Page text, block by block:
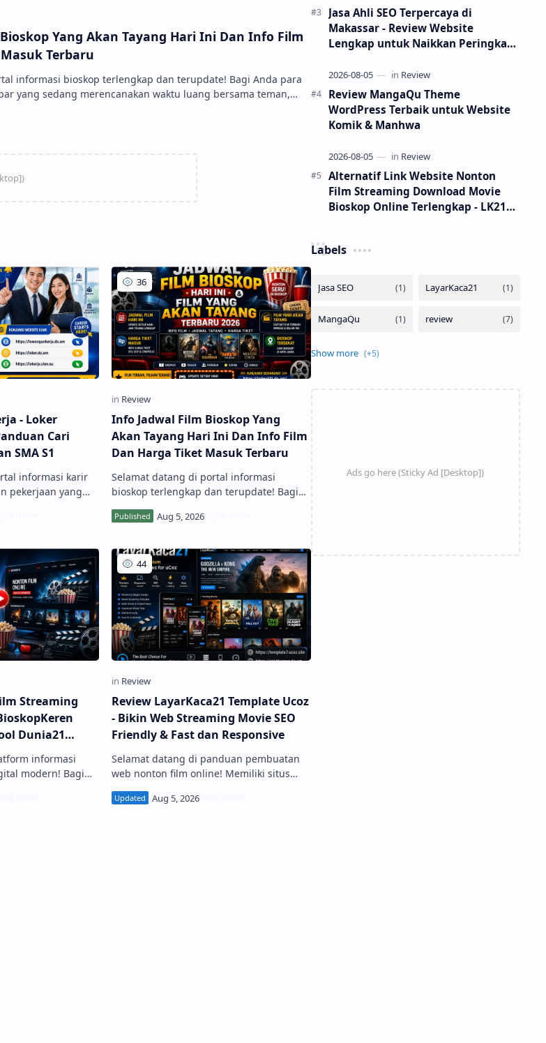
Yang Akan Tayang Hari Ini Dan Info Film
Terbaru
informasi bioskop terlengkap dan terupdate! Bagi Anda para
yang sedang merencanakan waktu luang bersama teman,
mendapatkan akses informasi pemutaran film secara akurat
- Loker
Cari
SMA S1
informasi karir
pekerjaan yang
dan minat
pencari kerja.
kami hadir untuk
...
Info Jadwal Film Bioskop Yang
Akan Tayang Hari Ini Dan Info Film
Dan Harga Tiket Masuk Terbaru
Selamat datang di portal informasi
bioskop terlengkap dan terupdate! Bagi
Anda para penikmat film layar lebar yang
sedang merencanakan waktu luang
mendapatkan akses informasi pemutaran
film secara akurat adalah...
Streaming
Dunia21
Indoxxiinformasi
modern! Bagi
mencari
tanpa batas,
Review LayarKaca21 Template Ucoz
- Bikin Web Streaming Movie SEO
Friendly & Fast dan Responsive
Selamat datang di panduan pembuatan
web nonton film online! Memiliki situs
bioskop streaming dengan desain yang
menarik, cepat, dan mudah dinavigasi
Jasa Ahli SEO Terpercaya di
Makassar - Review Website
Lengkap untuk Naikkan Peringkat
Review MangaQu Theme
WordPress Terbaik untuk Website
Komik & Manhwa
Alternatif Link Website Nonton
Film Streaming Download Movie
Bioskop Online Terlengkap - LK21
Labels
Show more